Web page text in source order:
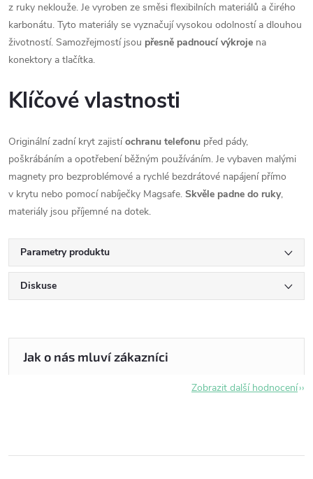
z ruky neklouže. Je vyroben ze směsi flexibilních materiálů a čirého
karbonátu. Tyto materiály se vyznačují vysokou odolností a dlouhou
životností. Samozřejmostí jsou přesně padnoucí výkroje na
konektory a tlačítka.
Klíčové vlastnosti
Originální zadní kryt zajistí ochranu telefonu před pády,
poškrábáním a opotřebení běžným používáním. Je vybaven malými
magnety pro bezproblémové a rychlé bezdrátové napájení přímo
v krytu nebo pomocí nabíječky Magsafe. Skvěle padne do ruky,
materiály jsou příjemné na dotek.
Parametry produktu
Diskuse
Zobrazit další hodnocení